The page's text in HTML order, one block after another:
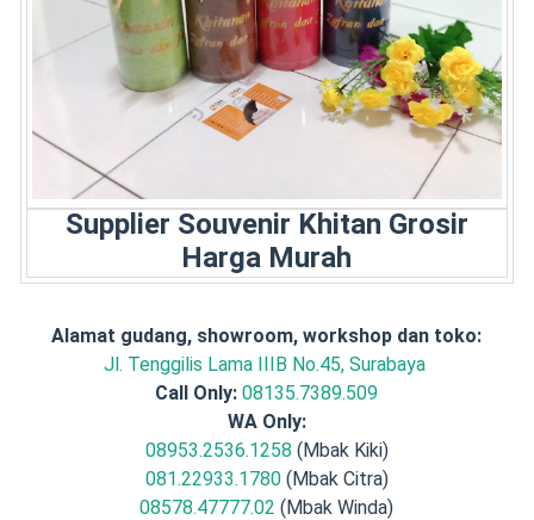
Supplier Souvenir Khitan Grosir
Harga Murah
Alamat gudang, showroom, workshop dan toko:
Jl. Tenggilis Lama IIIB No.45, Surabaya
Call Only: 08135.7389.509
WA Only:
08953.2536.1258 (Mbak Kiki)
081.22933.1780(Mbak Citra)
08578.47777.02 (Mbak Winda)